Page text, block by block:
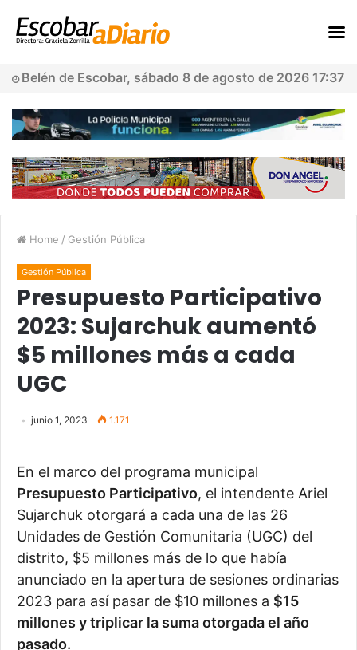
Belén de Escobar, sábado 8 de agosto de 2026 17:37
Home / Gestión Pública
Gestión Pública
Presupuesto Participativo
2023: Sujarchuk aumentó
$5 millones más a cada
UGC
junio 1, 2023 1.171
En el marco del programa municipal
Presupuesto Participativo, el intendente Ariel
Sujarchuk otorgará a cada una de las 26
Unidades de Gestión Comunitaria (UGC) del
distrito, $5 millones más de lo que había
anunciado en la apertura de sesiones ordinarias
2023 para así pasar de $10 millones a $15
millones y triplicar la suma otorgada el año
pasado.